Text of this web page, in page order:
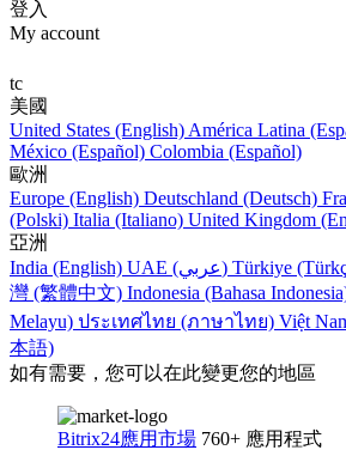
登入
My account
tc
美國
United States (English) América Latina
México (Español) Colombia (Español)
歐洲
Europe (English) Deutschland (Deutsch)
(Polski) Italia (Italiano) United Kingdom
亞洲
India (English)
UAE (عربي) Türkiye
灣 (繁體中文) Indonesia (Bahasa
Melayu) ประเทศไทย (ภาษาไทย) Việt
本語)
如有需要，您可以在此變更您的地區
Bitrix24應用市場 760+ 應用程式